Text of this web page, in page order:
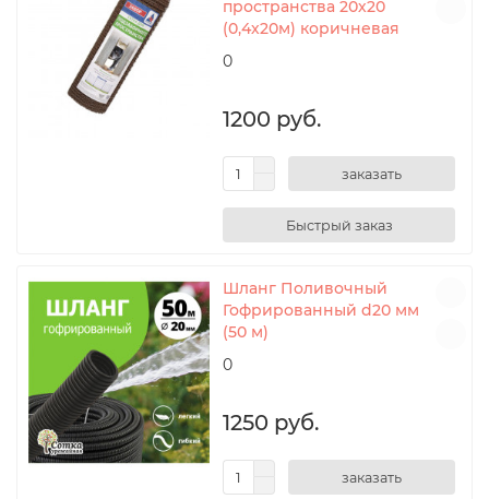
пространства 20х20
(0,4х20м) коричневая
0
1200 руб.
заказать
Шланг Поливочный
Гофрированный d20 мм
(50 м)
0
1250 руб.
заказать